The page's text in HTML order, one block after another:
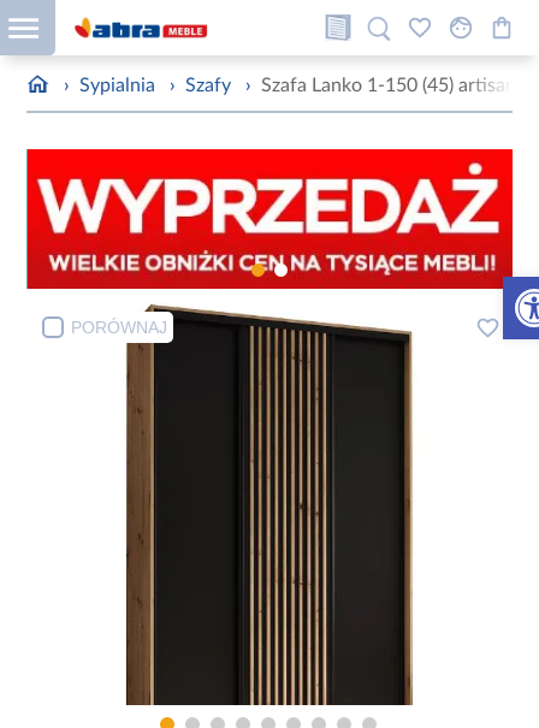
› Sypialnia › Szafy › Szafa Lanko 1-150 (45) artisan/
PORÓWNAJ